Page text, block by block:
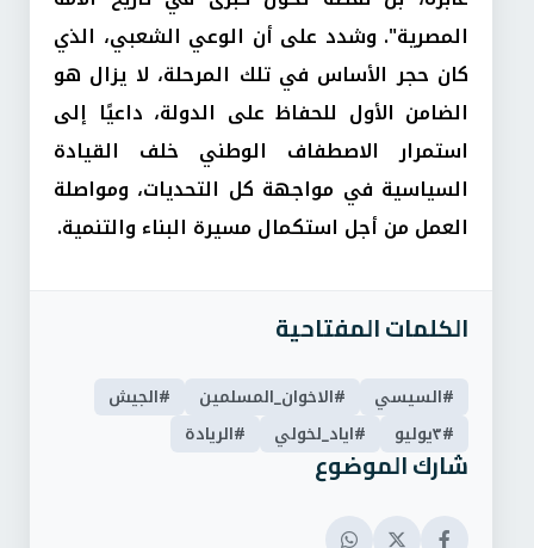
المصرية". وشدد على أن الوعي الشعبي، الذي
كان حجر الأساس في تلك المرحلة، لا يزال هو
الضامن الأول للحفاظ على الدولة، داعيًا إلى
استمرار الاصطفاف الوطني خلف القيادة
السياسية في مواجهة كل التحديات، ومواصلة
العمل من أجل استكمال مسيرة البناء والتنمية.
الكلمات المفتاحية
#السيسي #الاخوان_المسلمين
#الجيش
#٣يوليو
#اياد_لخولي #الريادة
شارك الموضوع